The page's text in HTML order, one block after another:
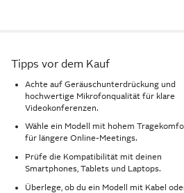
Tipps vor dem Kauf
Achte auf Geräuschunterdrückung und
hochwertige Mikrofonqualität für klare
Videokonferenzen.
Wähle ein Modell mit hohem
für längere Online-Meetings.
Prüfe die Kompatibilität mit deinen
Smartphones, Tablets und Laptops.
Überlege, ob du ein Modell mit Kabel